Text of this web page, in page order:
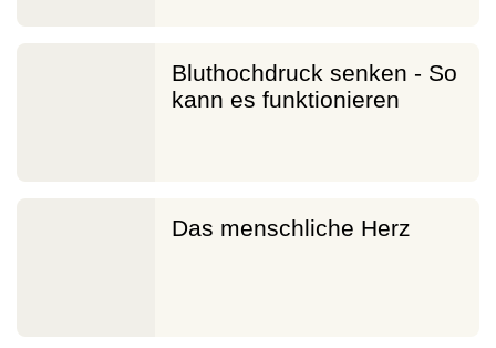
Bluthochdruck senken - So
kann es funktionieren
Das menschliche Herz